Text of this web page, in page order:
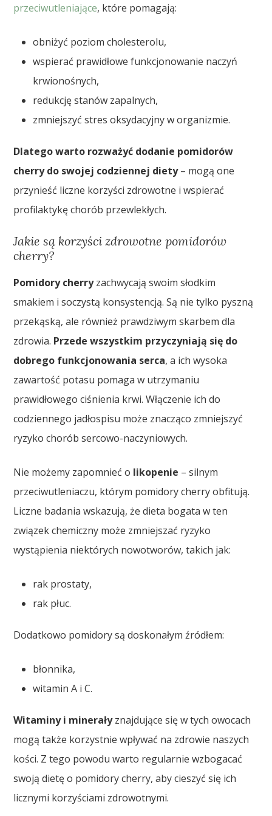
przeciwutleniające, które pomagają:
obniżyć poziom cholesterolu,
wspierać prawidłowe funkcjonowanie naczyń
krwionośnych,
redukcję stanów zapalnych,
zmniejszyć stres oksydacyjny w organizmie.
Dlatego warto rozważyć dodanie pomidorów
cherry do swojej codziennej diety– mogą one
przynieść liczne korzyści zdrowotne i wspierać
profilaktykę chorób przewlekłych.
Jakie są korzyści zdrowotne pomidorów
cherry?
Pomidory cherryzachwycają swoim słodkim
smakiem i soczystą konsystencją. Są nie tylko pyszną
przekąską, ale również prawdziwym skarbem dla
zdrowia. Przede wszystkim przyczyniają się do
dobrego funkcjonowania serca, a ich wysoka
zawartość potasu pomaga w utrzymaniu
prawidłowego ciśnienia krwi. Włączenie ich do
codziennego jadłospisu może znacząco zmniejszyć
ryzyko chorób sercowo-naczyniowych.
Nie możemy zapomnieć o likopenie – silnym
przeciwutleniaczu, którym pomidory cherry obfitują.
Liczne badania wskazują, że dieta bogata w ten
związek chemiczny może zmniejszać ryzyko
wystąpienia niektórych nowotworów, takich jak:
rak prostaty,
rak płuc.
Dodatkowo pomidory są doskonałym źródłem:
błonnika,
witamin A i C.
Witaminy i minerałyznajdujące się w tych owocach
mogą także korzystnie wpływać na zdrowie naszych
kości. Z tego powodu warto regularnie wzbogacać
swoją dietę o pomidory cherry, aby cieszyć się ich
licznymi korzyściami zdrowotnymi.